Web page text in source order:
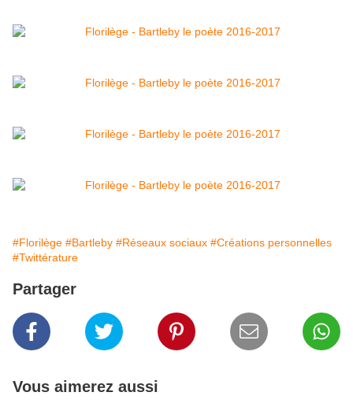
#Florilège #Bartleby #Réseaux sociaux #Créations personnelles
#Twittérature
Partager
Vous aimerez aussi